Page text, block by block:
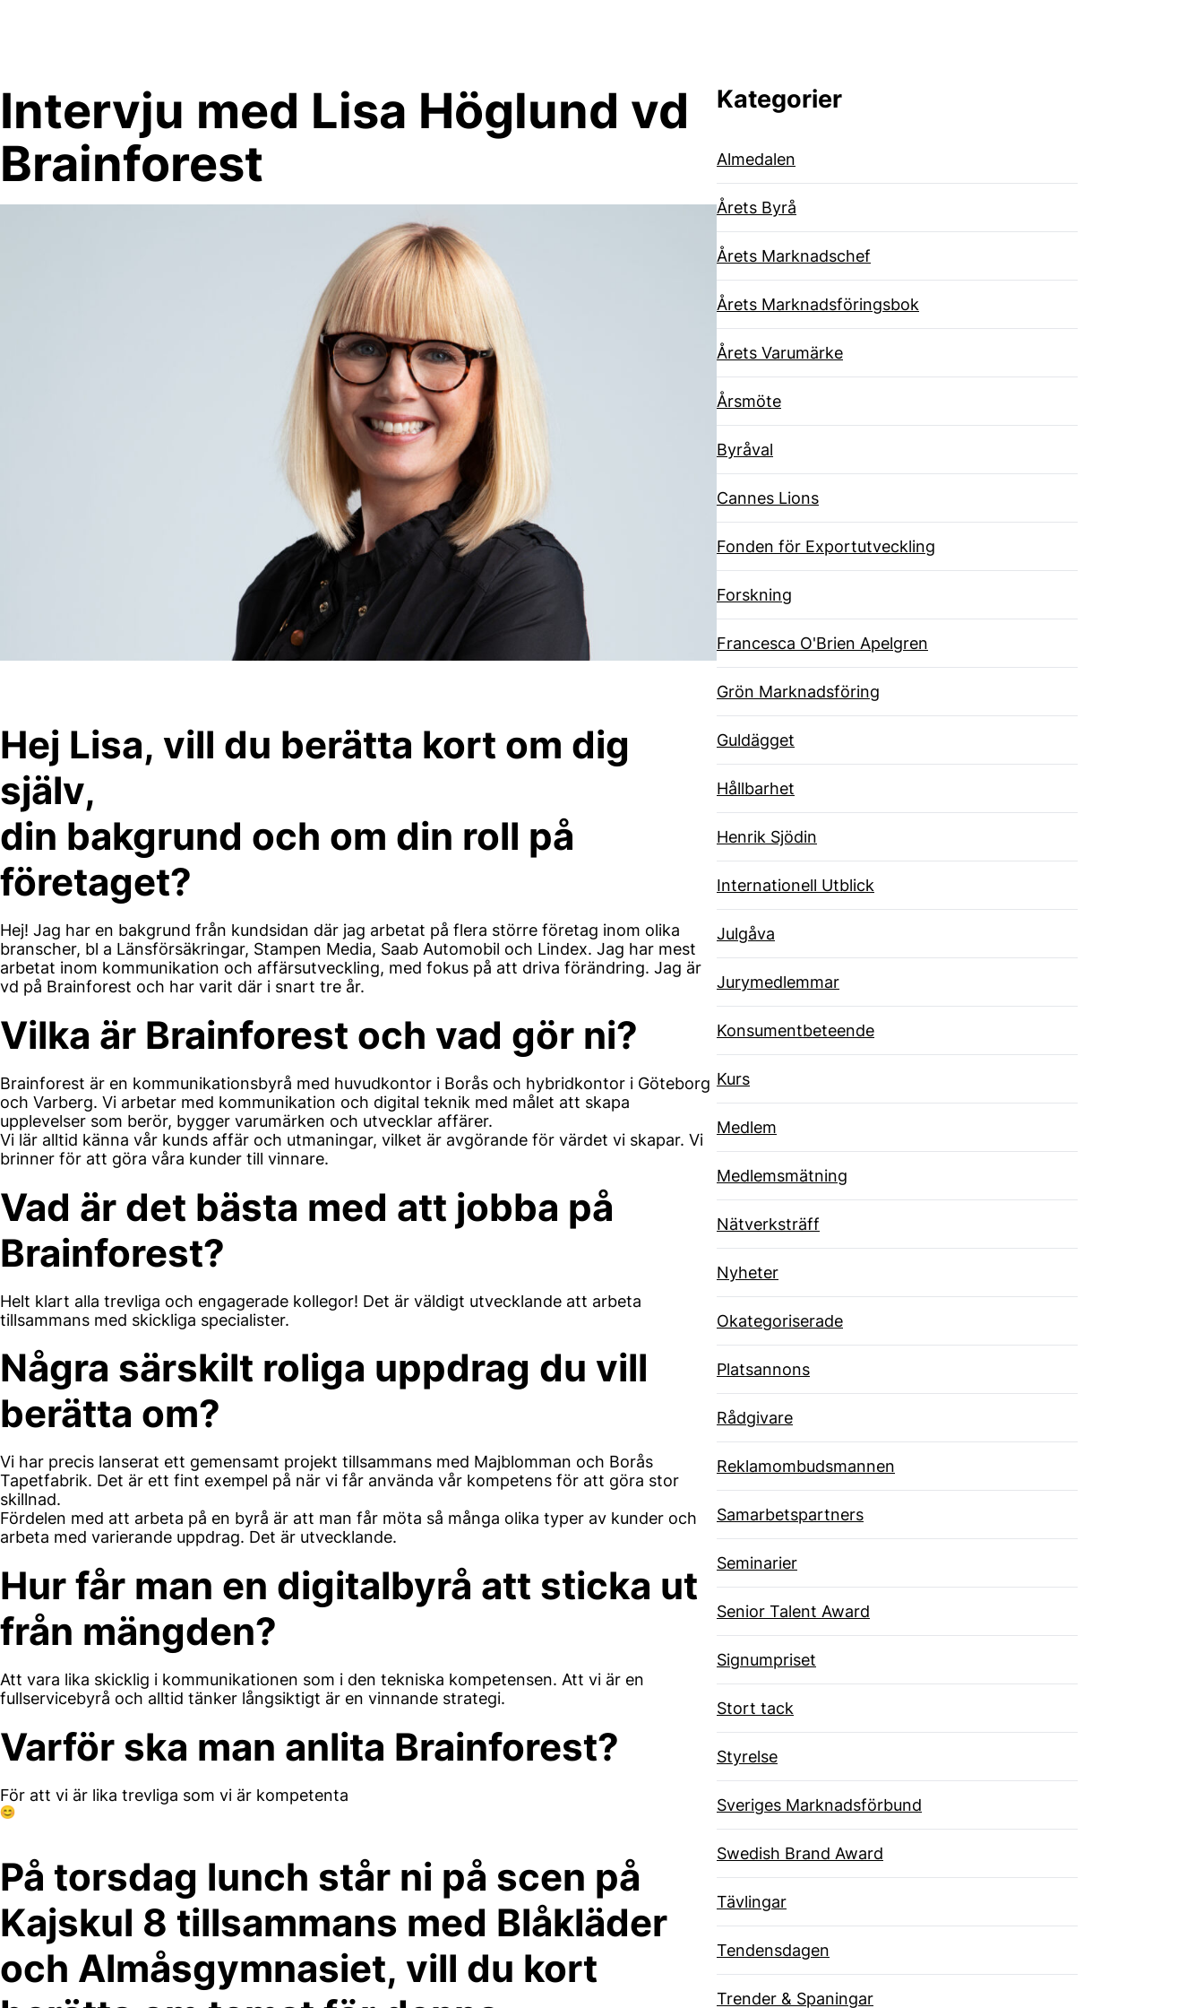
Kategorier
Almedalen
Årets Byrå
Årets Marknadschef
Årets Marknadsföringsbok
Årets Varumärke
Årsmöte
Byråval
Cannes Lions
Fonden för Exportutveckling
Forskning
Francesca O'Brien Apelgren
Grön Marknadsföring
Guldägget
Hållbarhet
Henrik Sjödin
Internationell Utblick
Julgåva
Jurymedlemmar
Konsumentbeteende
Kurs
Medlem
Medlemsmätning
Nätverksträff
Nyheter
Okategoriserade
Platsannons
Rådgivare
Reklamombudsmannen
Samarbetspartners
Seminarier
Senior Talent Award
Signumpriset
Stort tack
Styrelse
Sveriges Marknadsförbund
Swedish Brand Award
Tävlingar
Tendensdagen
Trender & Spaningar
Intervju med Lisa Höglund vd
Brainforest
Hej Lisa, vill du berätta kort om dig
själv,
din bakgrund och om din roll på
företaget?
Hej! Jag har en bakgrund från kundsidan där jag arbetat på flera större företag inom olika
branscher, bl a Länsförsäkringar, Stampen Media, Saab Automobil och Lindex. Jag har mest
arbetat inom kommunikation och affärsutveckling, med fokus på att driva förändring. Jag är
vd på Brainforest och har varit där i snart tre år.
Vilka är Brainforest och vad gör ni?
Brainforest är en kommunikationsbyrå med huvudkontor i Borås och hybridkontor i Göteborg
och Varberg. Vi arbetar med kommunikation och digital teknik med målet att skapa
upplevelser som berör, bygger varumärken och utvecklar affärer.
Vi lär alltid känna vår kunds affär och utmaningar, vilket är avgörande för värdet vi skapar. Vi
brinner för att göra våra kunder till vinnare.
Vad är det bästa med att jobba på
Brainforest?
Helt klart alla trevliga och engagerade kollegor! Det är väldigt utvecklande att arbeta
tillsammans med skickliga specialister.
Några särskilt roliga uppdrag du vill
berätta om?
Vi har precis lanserat ett gemensamt projekt tillsammans med Majblomman och Borås
Tapetfabrik. Det är ett fint exempel på när vi får använda vår kompetens för att göra stor
skillnad.
Fördelen med att arbeta på en byrå är att man får möta så många olika typer av kunder och
arbeta med varierande uppdrag. Det är utvecklande.
Hur får man en digitalbyrå att sticka ut
från mängden?
Att vara lika skicklig i kommunikationen som i den tekniska kompetensen. Att vi är en
fullservicebyrå och alltid tänker långsiktigt är en vinnande strategi.
Varför ska man anlita Brainforest?
För att vi är lika trevliga som vi är kompetenta
På torsdag lunch står ni på scen på
Kajskul 8 tillsammans med Blåkläder
och Almåsgymnasiet, vill du kort